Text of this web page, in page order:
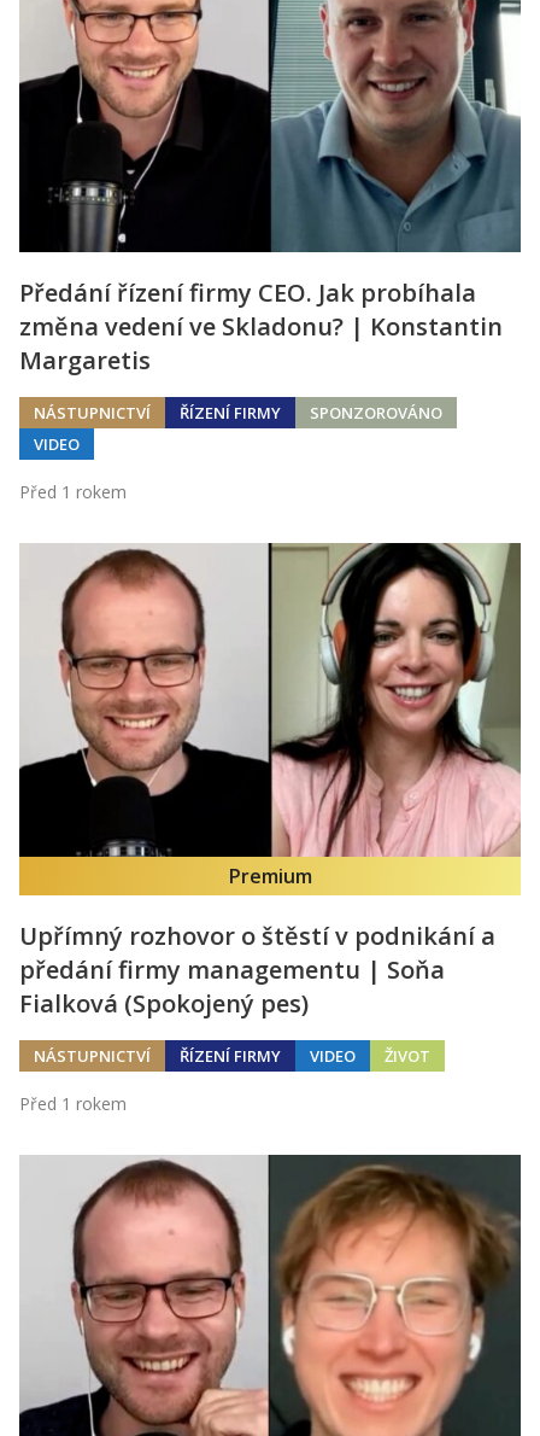
Předání řízení firmy CEO. Jak probíhala
změna vedení ve Skladonu? | Konstantin
Margaretis
NÁSTUPNICTVÍ ŘÍZENÍ FIRMY
SPONZOROVÁNO
VIDEO
Před 1 rokem
Premium
Upřímný rozhovor o štěstí v podnikání a
předání firmy managementu | Soňa
Fialková (Spokojený pes)
NÁSTUPNICTVÍ ŘÍZENÍ FIRMY VIDEO ŽIVOT
Před 1 rokem